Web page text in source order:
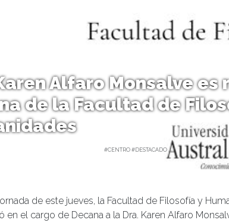
Alfaro Monsalve
de la Facultad de
#CENTRO #DESTACADO
de este jueves, la Facultad de Filosofía y
en el cargo de Decana a la Dra. Karen Alfaro